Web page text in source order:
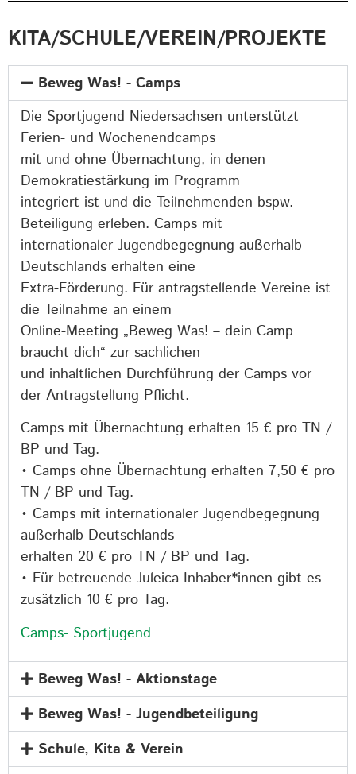
KITA/SCHULE/VEREIN/PROJEKTE
Beweg Was! - Camps
Die Sportjugend Niedersachsen unterstützt
Ferien- und Wochenendcamps
mit und ohne Übernachtung, in denen
Demokratiestärkung im Programm
integriert ist und die Teilnehmenden bspw.
Beteiligung erleben. Camps mit
internationaler Jugendbegegnung außerhalb
Deutschlands erhalten eine
Extra-Förderung. Für antragstellende Vereine ist
die Teilnahme an einem
Online-Meeting „Beweg Was! – dein Camp
braucht dich“ zur sachlichen
und inhaltlichen Durchführung der Camps vor
der Antragstellung Pflicht.
Camps mit Übernachtung erhalten 15 € pro TN /
BP und Tag.
• Camps ohne Übernachtung erhalten 7,50 € pro
TN / BP und Tag.
• Camps mit internationaler Jugendbegegnung
außerhalb Deutschlands
erhalten 20 € pro TN / BP und Tag.
• Für betreuende Juleica-Inhaber*innen gibt es
zusätzlich 10 € pro Tag.
Camps- Sportjugend
Beweg Was! - Aktionstage
Beweg Was! - Jugendbeteiligung
Schule, Kita & Verein